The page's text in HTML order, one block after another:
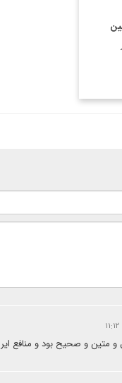
و متین و صحیح بود و منافع